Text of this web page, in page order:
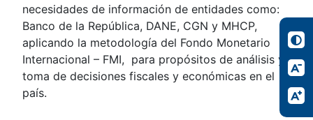
necesidades de información de entidades como:
Banco de la República, DANE, CGN y MHCP,
aplicando la metodología del Fondo Monetario
Internacional – FMI, para propósitos de análisis y
toma de decisiones fiscales y económicas en el
país.